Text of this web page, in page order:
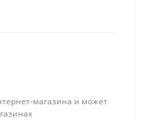
магазина и может